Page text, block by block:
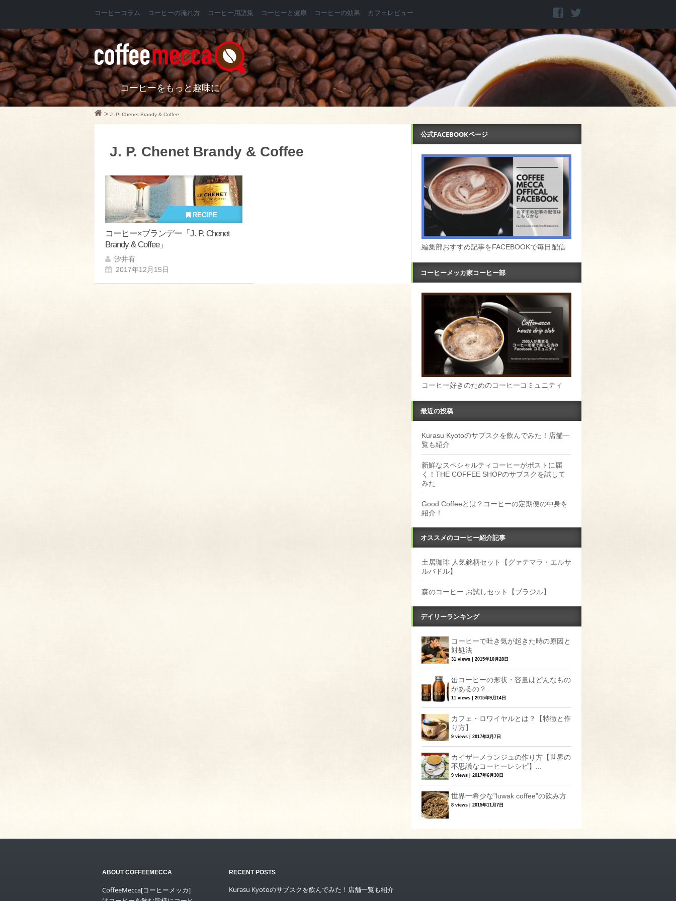
コーヒーコラム コーヒーの淹れ方 コーヒー用語集 コーヒーと健康 コーヒーの効果 カフェレビュー
コーヒーをもっと趣味に
> J. P. Chenet Brandy & Coffee
J. P. Chenet Brandy & Coffee
RECIPE
コーヒー×ブランデー「J. P. Chenet
Brandy & Coffee」
汐井有
2017年12月15日
公式FACEBOOKページ
編集部おすすめ記事をFACEBOOKで毎日配信
コーヒーメッカ家コーヒー部
コーヒー好きのためのコーヒーコミュニティ
最近の投稿
Kurasu Kyotoのサブスクを飲んでみた！店舗一
覧も紹介
新鮮なスペシャルティコーヒーがポストに届
く！THE COFFEE SHOPのサブスクを試して
みた
Good Coffeeとは？コーヒーの定期便の中身を
紹介！
オススメのコーヒー紹介記事
土居珈琲 人気銘柄セット【グァテマラ・エルサ
ルバドル】
森のコーヒー お試しセット【ブラジル】
デイリーランキング
コーヒーで吐き気が起きた時の原因と
対処法
31 views 2015年10月28日
缶コーヒーの形状・容量はどんなもの
があるの？...
11 views 2015年9月14日
カフェ・ロワイヤルとは？【特徴と作
り方】
9 views 2017年3月7日
カイザーメランジュの作り方【世界の
不思議なコーヒーレシピ】...
9 views 2017年6月30日
世界一希少な”luwak coffee”の飲み方
8 views 2015年11月7日
ABOUT COFFEEMECCA
CoffeeMecca[コーヒーメッカ]
RECENT POSTS
Kurasu Kyotoのサブスクを飲んでみた！店舗一覧も紹介